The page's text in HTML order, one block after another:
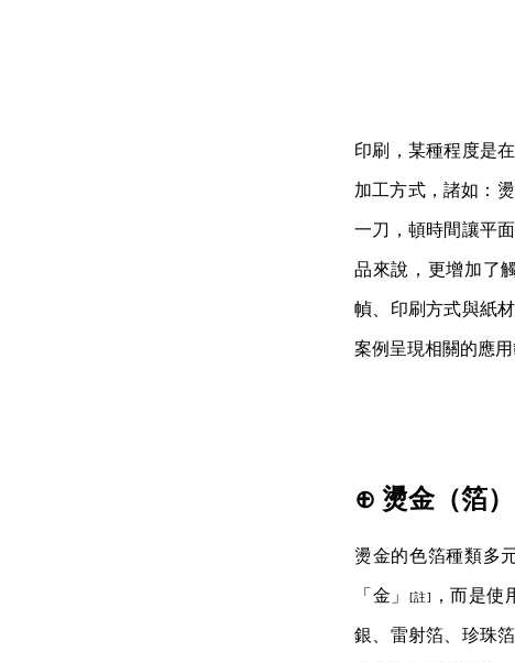
印刷，某種程度是
加工方式，諸如：
一刀，頓時間讓平
品來說，更增加了
幀、印刷方式與紙
案例呈現相關的應用
⊕ 燙金（箔
燙金的色箔種類多
「金」 [註] ，而是
銀、雷射箔、珍珠